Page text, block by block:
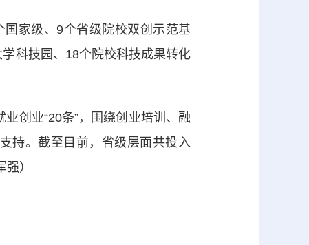
家级、9个省级院校双创示范基
科技园、18个院校科技成果转化
创业“20条”，围绕创业培训、融
持。截至目前，省级层面共投入
）